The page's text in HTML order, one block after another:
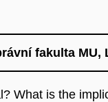
fakulta MU,
What is the